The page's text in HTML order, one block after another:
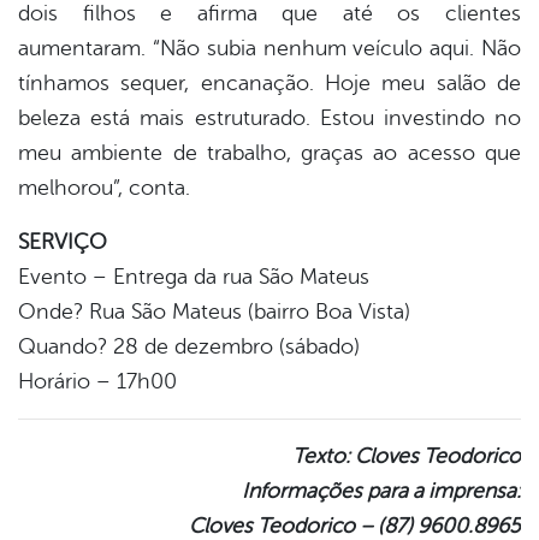
dois filhos e afirma que até os clientes
aumentaram. “Não subia nenhum veículo aqui. Não
tínhamos sequer, encanação. Hoje meu salão de
beleza está mais estruturado. Estou investindo no
meu ambiente de trabalho, graças ao acesso que
melhorou”, conta.
SERVIÇO
Evento – Entrega da rua São Mateus
Onde? Rua São Mateus (bairro Boa Vista)
Quando? 28 de dezembro (sábado)
Horário – 17h00
Texto: Cloves Teodorico
Informações para a imprensa:
Cloves Teodorico – (87) 9600.8965